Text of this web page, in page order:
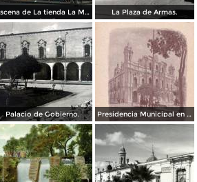
Escena de La tienda La Metropoli 1958. La Plaza de Armas.
Palacio de Gobierno. Presidencia Municipal en plaza de armas